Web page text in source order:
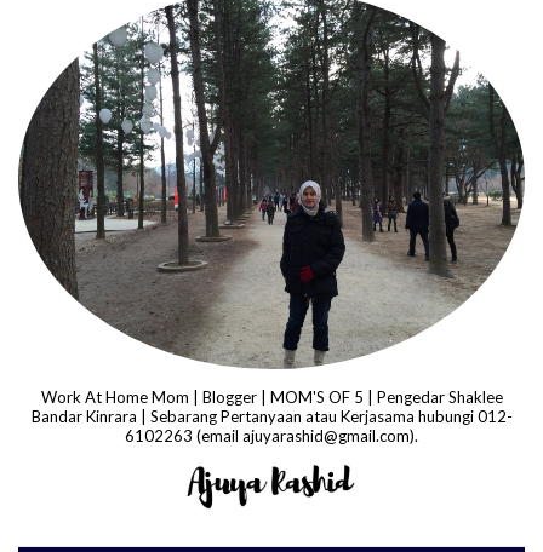
Work At Home Mom | Blogger | MOM'S OF 5 | Pengedar Shaklee
Bandar Kinrara | Sebarang Pertanyaan atau Kerjasama hubungi 012-
6102263 (email ajuyarashid@gmail.com).